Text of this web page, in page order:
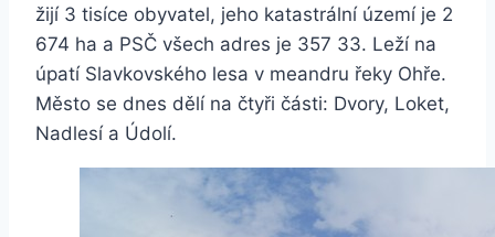
žijí 3 tisíce obyvatel, jeho katastrální území je 2
674 ha a PSČ všech adres je 357 33. Leží na
úpatí Slavkovského lesa v meandru řeky Ohře.
Město se dnes dělí na čtyři části: Dvory, Loket,
Nadlesí a Údolí.